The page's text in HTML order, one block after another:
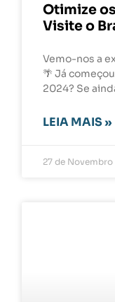
Otimize
Visite o
Vemo-nos a
🌴 Já
2024? Se
LEIA MAIS »
27 de Novembro